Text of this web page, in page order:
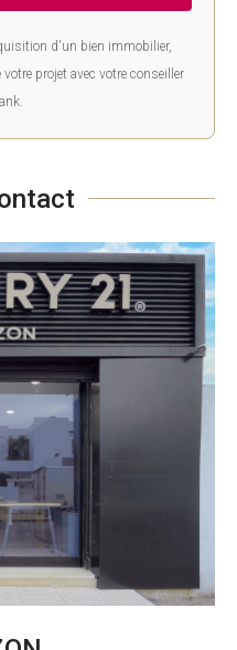
d'un bien immobilier,
projet avec votre conseiller